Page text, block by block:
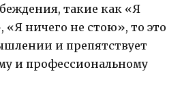
такие как «Я
«Я ничего не стою», то это
и препятствует
и профессиональному